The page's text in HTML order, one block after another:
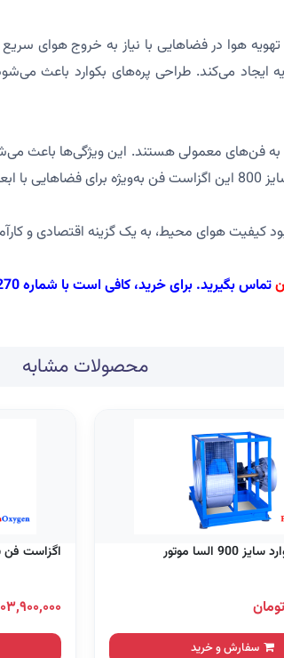
تهویه هوا در فضاهایی با نیاز به خروج هوای
می‌کند. طراحی پره‌های بکوارد باعث
فن‌های معمولی هستند. این ویژگی‌ها باعث
کند.
کیفیت هوای محیط، به یک گزینه اقتصادی و
تماس بگیرید. برای خرید، کافی است با شماره 09202720270 تماس بگیرید!
محصولات مشابه
السا موتور
سفارش و خرید
اگزاست فن بکوارد
۳۰۳,۹۰۰,۰۰۰